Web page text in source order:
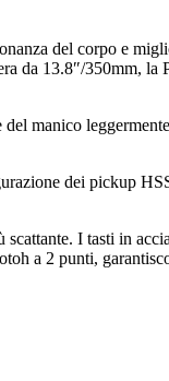
del corpo e
da 13.8″/350mm, la
manico leggermente
dei pickup
I tasti in
a 2 punti,